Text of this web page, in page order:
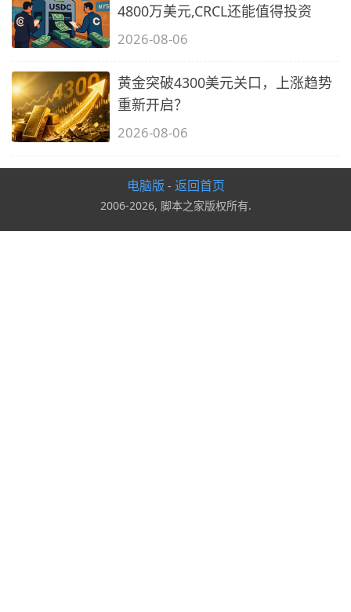
4800万美元,CRCL还能值得投资
2026-08-06
黄金突破4300美元关口，上涨趋势
重新开启？
2026-08-06
电脑版 - 返回首页
2006-2026, 脚本之家版权所有.